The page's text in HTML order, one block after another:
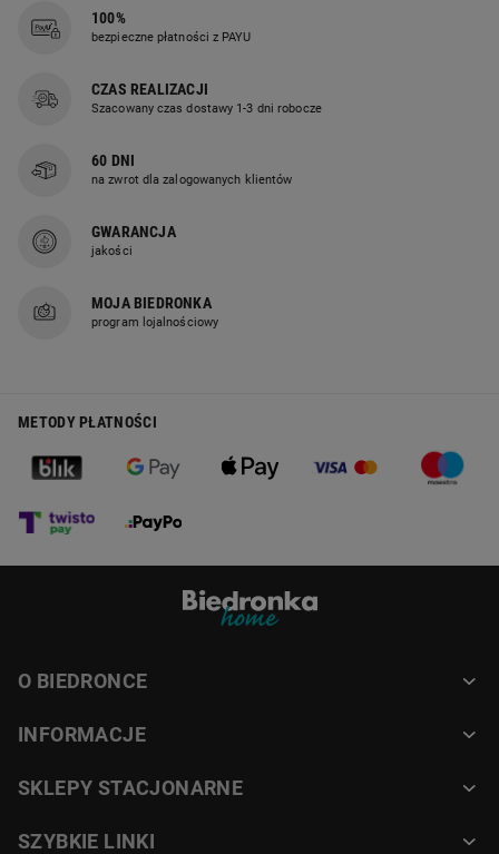
100%
bezpieczne płatności z PAYU
CZAS REALIZACJI
Szacowany czas dostawy 1-3 dni robocze
60 DNI
na zwrot dla zalogowanych klientów
GWARANCJA
jakości
MOJA BIEDRONKA
program lojalnościowy
METODY PŁATNOŚCI
O BIEDRONCE
INFORMACJE
SKLEPY STACJONARNE
SZYBKIE LINKI